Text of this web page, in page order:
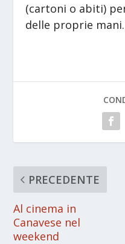
(cartoni o abiti)
delle proprie mani.
PRECEDENTE
Al cinema in
Canavese nel
weekend